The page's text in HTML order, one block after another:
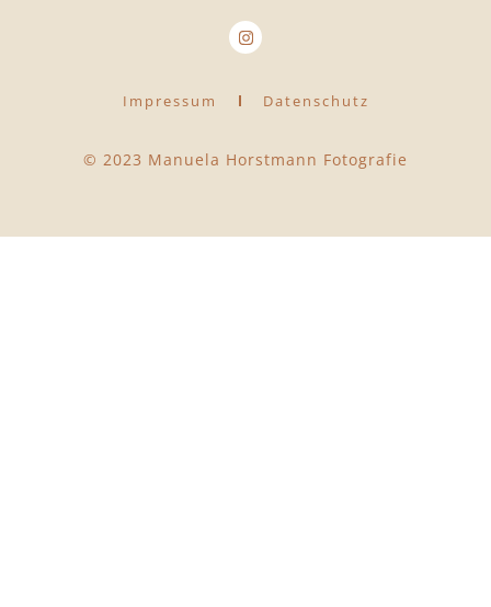
Impressum Datenschutz
© 2023 Manuela Horstmann Fotografie